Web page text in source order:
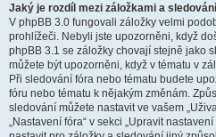
Jaký je rozdíl mezi záložkami a
V phpBB 3.0 fungovali záložky velmi
prohlížeči. Nebyli jste upozorněni, když
phpBB 3.1 se záložky chovají stejně jako
můžete být upozorněni, když v tématu v
Při sledování fóra nebo tématu budete
fóru nebo tématu k nějakým změnám.
sledování můžete nastavit ve vašem
„Nastavení fóra“ v sekci „Upravit